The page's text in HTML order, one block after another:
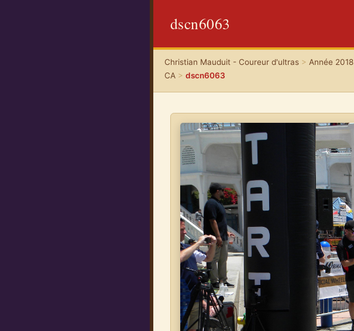
dscn6063
Christian Mauduit - Coureur d'ultras > Année 2018
CA >dscn6063